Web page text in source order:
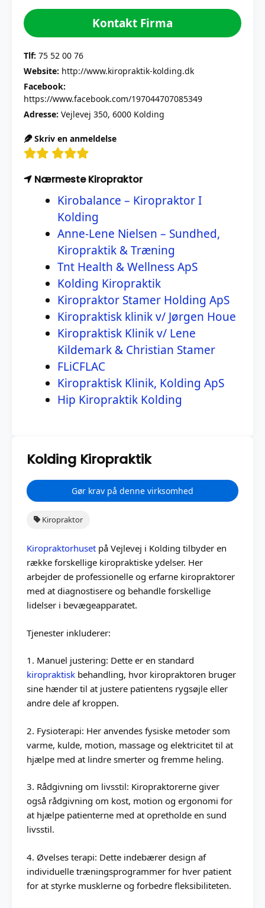
Kontakt Firma
Tlf: 75 52 00 76
Website: http://www.kiropraktik-kolding.dk
Facebook:
https://www.facebook.com/197044707085349
Adresse: Vejlevej 350, 6000 Kolding
Skriv en anmeldelse
Nærmeste Kiropraktor
Kirobalance – Kiropraktor I
Kolding
Anne-Lene Nielsen – Sundhed,
Kiropraktik & Træning
Tnt Health & Wellness ApS
Kolding Kiropraktik
Kiropraktor Stamer Holding ApS
Kiropraktisk klinik v/ Jørgen Houe
Kiropraktisk Klinik v/ Lene
Kildemark & Christian Stamer
FLiCFLAC
Kiropraktisk Klinik, Kolding ApS
Hip Kiropraktik Kolding
Kolding Kiropraktik
Gør krav på denne virksomhed
Kiropraktor
Kiropraktorhuset på Vejlevej i Kolding tilbyder en
række forskellige kiropraktiske ydelser. Her
arbejder de professionelle og erfarne kiropraktorer
med at diagnostisere og behandle forskellige
lidelser i bevægeapparatet.
Tjenester inkluderer:
1. Manuel justering: Dette er en standard
kiropraktisk behandling, hvor kiropraktoren bruger
sine hænder til at justere patientens rygsøjle eller
andre dele af kroppen.
2. Fysioterapi: Her anvendes fysiske metoder som
varme, kulde, motion, massage og elektricitet til at
hjælpe med at lindre smerter og fremme heling.
3. Rådgivning om livsstil: Kiropraktorerne giver
også rådgivning om kost, motion og ergonomi for
at hjælpe patienterne med at opretholde en sund
livsstil.
4. Øvelses terapi: Dette indebærer design af
individuelle træningsprogrammer for hver patient
for at styrke musklerne og forbedre fleksibiliteten.